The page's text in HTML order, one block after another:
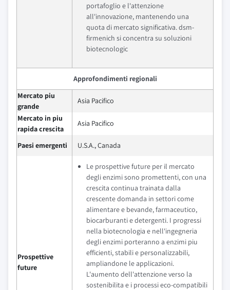
portafoglio e l'attenzione
all'innovazione, mantenendo una
quota di mercato significativa. dsm-
firmenich si concentra su soluzioni
biotecnologic
Approfondimenti regionali
Mercato piu
grande
Asia Pacifico
Mercato in piu
rapida crescita
Asia Pacifico
Paesi emergenti U.S.A., Canada
Prospettive
future
Le prospettive future per il mercato
degli enzimi sono promettenti, con una
crescita continua trainata dalla
crescente domanda in settori come
alimentare e bevande, farmaceutico,
biocarburanti e detergenti. I progressi
nella biotecnologia e nell'ingegneria
degli enzimi porteranno a enzimi piu
efficienti, stabili e personalizzabili,
ampliandone le applicazioni.
L'aumento dell'attenzione verso la
sostenibilita e i processi eco-compatibili